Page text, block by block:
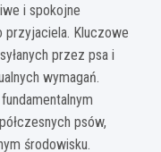
i spokojne
przyjaciela. Kluczowe
przez psa i
wymagań.
psów,
środowisku.